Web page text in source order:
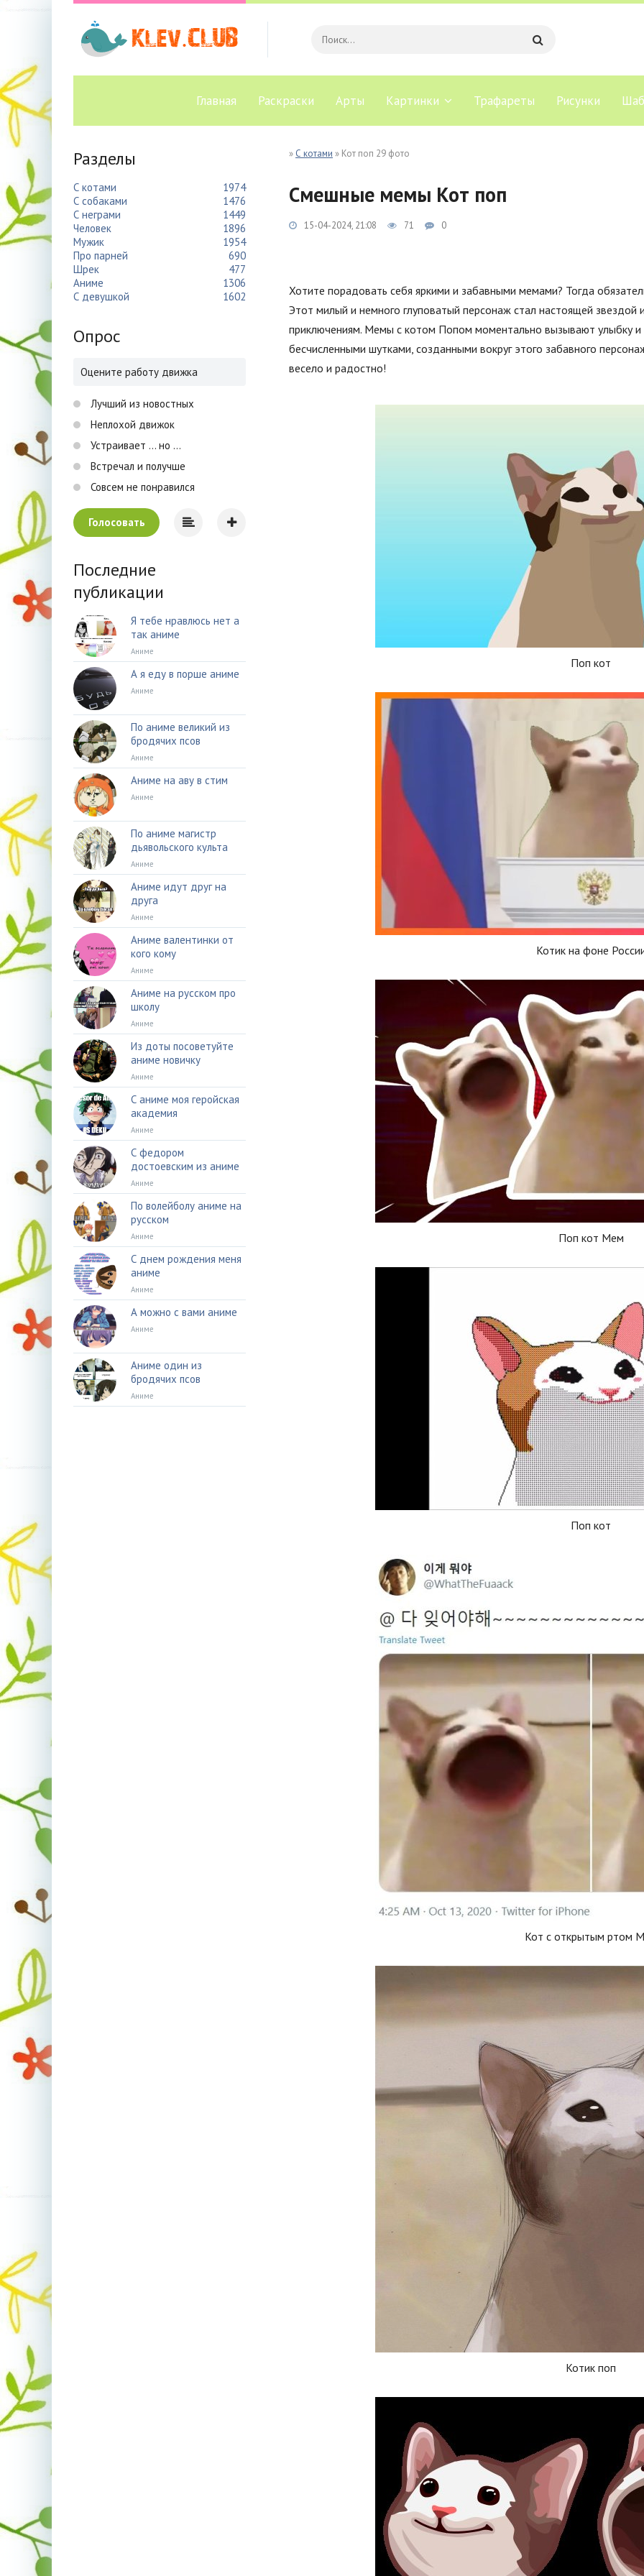
Главная Раскраски Арты Картинки Трафареты Рисунки
» С котами » Кот поп 29 фото
Смешные мемы Кот поп
15-04-2024, 21:08 71 0
Хотите порадовать себя яркими и забавными мемами? Тогда
Этот милый и немного глуповатый персонаж стал настоящей
приключениям. Мемы с котом Попом моментально вызывают улыбку
бесчисленными шутками, созданными вокруг этого забавного
весело и радостно!
Поп кот
Котик на фоне
Поп кот Мем
Поп кот
Кот с открытым ртом
Котик поп
Разделы
С котами
1974
С собаками
1476
С неграми
1449
Человек
1896
Мужик
1954
Про парней
690
Шрек
477
Аниме
1306
С девушкой
1602
Опрос
Оцените работу движка
Лучший из новостных
Неплохой движок
Устраивает ... но ...
Встречал и получше
Совсем не понравился
Голосовать
Последние
публикации
Я тебе нравлюсь нет а
так аниме
Аниме
А я еду в порше аниме
Аниме
По аниме великий из
бродячих псов
Аниме
Аниме на аву в стим
Аниме
По аниме магистр
дьявольского культа
Аниме
Аниме идут друг на
друга
Аниме
Аниме валентинки от
кого кому
Аниме
Аниме на русском про
школу
Аниме
Из доты посоветуйте
аниме новичку
Аниме
С аниме моя геройская
академия
Аниме
С федором
достоевским из аниме
Аниме
По волейболу аниме на
русском
Аниме
С днем рождения меня
аниме
Аниме
А можно с вами аниме
Аниме
Аниме один из
бродячих псов
Аниме